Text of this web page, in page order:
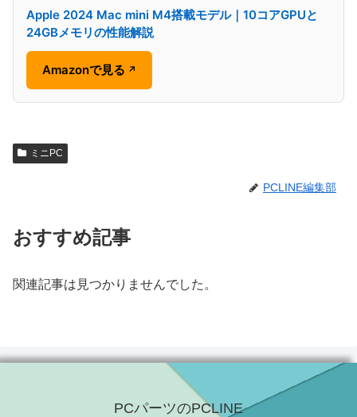
Apple 2024 Mac mini M4搭載モデル｜10コアGPUと
24GBメモリの性能解説
Amazonで見る ↗
ミニPC
PCLINE編集部
おすすめ記事
関連記事は見つかりませんでした。
PCパーツのPCLINE